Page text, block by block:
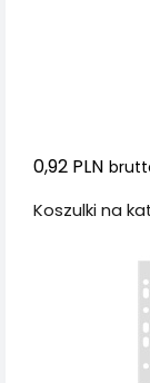
0,92 PLN
Koszulki na